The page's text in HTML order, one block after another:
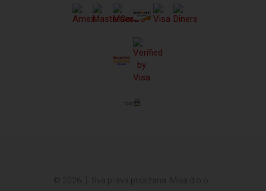
© 2026. Sva prava pridržana. Miva d.o.o.